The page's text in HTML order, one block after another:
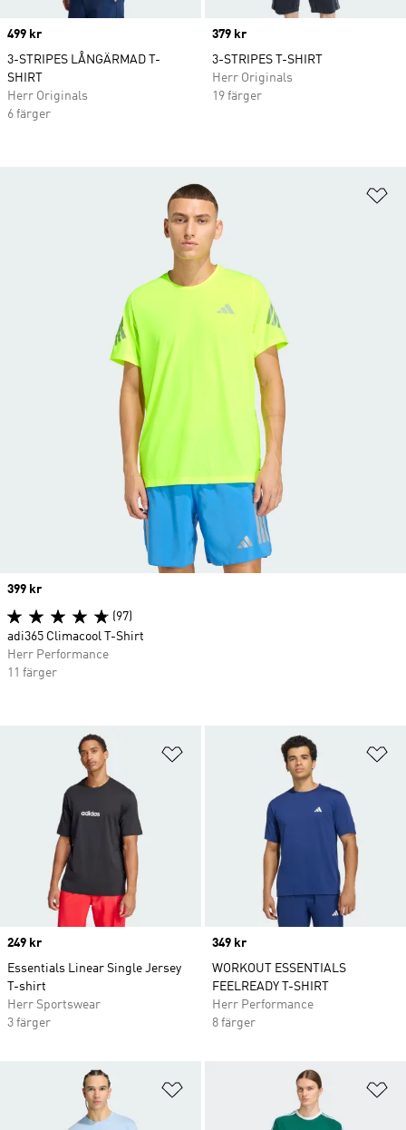
Price
499 kr
3-STRIPES LÅNGÄRMAD T-
SHIRT
Herr Originals
6 färger
Price
379 kr
3-STRIPES T-SHIRT
Herr Originals
19 färger
Lägg till på önskelistan
Price
249 kr
Essentials Linear Single Jersey
T-shirt
Herr Sportswear
3 färger
Price
349 kr
WORKOUT ESSENTIALS
FEELREADY T-SHIRT
Herr Performance
8 färger
Lägg till på önskelistan
Price
399 kr
(97)
adi365 Climacool T-Shirt
Herr Performance
11 färger